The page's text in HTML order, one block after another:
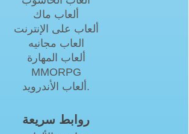
ألعاب ماك
ألعاب على الإنترنت
العاب مجانيه
ألعاب المهارة
MMORPG
ألعاب الأندرويد.
روابط سريعة